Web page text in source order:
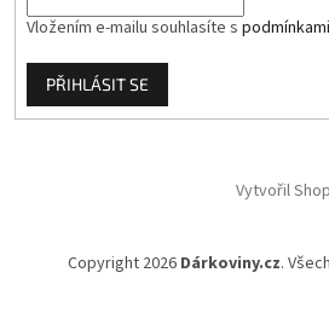
Vložením e-mailu souhlasíte s
PŘIHLÁSIT SE
Vytvořil
Copyright 2026 Dárkoviny.cz.